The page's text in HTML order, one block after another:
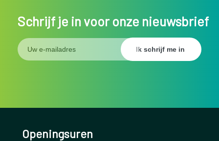
Schrijf je in voor onze nieuwsbrief
Openingsuren